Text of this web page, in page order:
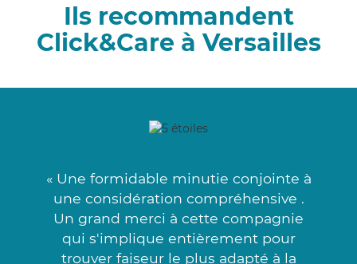
Ils recommandent
Click&Care à Versailles
« Une formidable minutie conjointe à
une considération compréhensive .
Un grand merci à cette compagnie
qui s'implique entièrement pour
trouver faiseur le plus adapté à la